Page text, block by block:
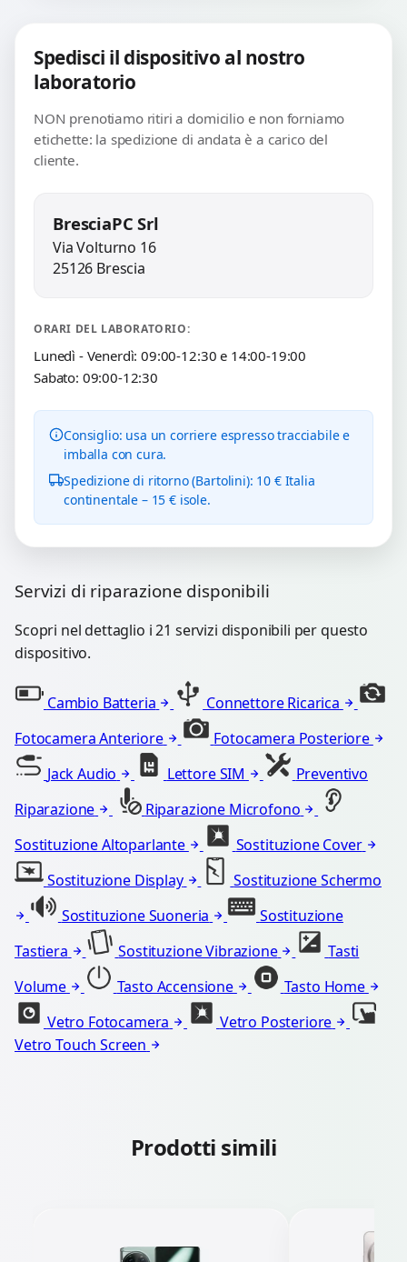
Spedisci il dispositivo al nostro
laboratorio
NON prenotiamo ritiri a domicilio e non forniamo
etichette: la spedizione di andata è a carico del
cliente.
BresciaPC Srl
Via Volturno 16
25126 Brescia
ORARI DEL LABORATORIO:
Lunedì - Venerdì: 09:00-12:30 e 14:00-19:00
Sabato: 09:00-12:30
Consiglio: usa un corriere espresso tracciabile e
imballa con cura.
Spedizione di ritorno (Bartolini): 10 € Italia
continentale – 15 € isole.
Servizi di riparazione disponibili
Scopri nel dettaglio i 21 servizi disponibili per questo
dispositivo.
Cambio Batteria
Connettore Ricarica
Fotocamera Anteriore
Fotocamera Posteriore
Jack Audio
Lettore SIM
Preventivo
Riparazione
Riparazione Microfono
Sostituzione Altoparlante
Sostituzione Cover
Sostituzione Display
Sostituzione Schermo
Sostituzione Suoneria
Sostituzione
Tastiera
Sostituzione Vibrazione
Tasti
Volume
Tasto Accensione
Tasto Home
Vetro Fotocamera
Vetro Posteriore
Vetro Touch Screen
Prodotti simili